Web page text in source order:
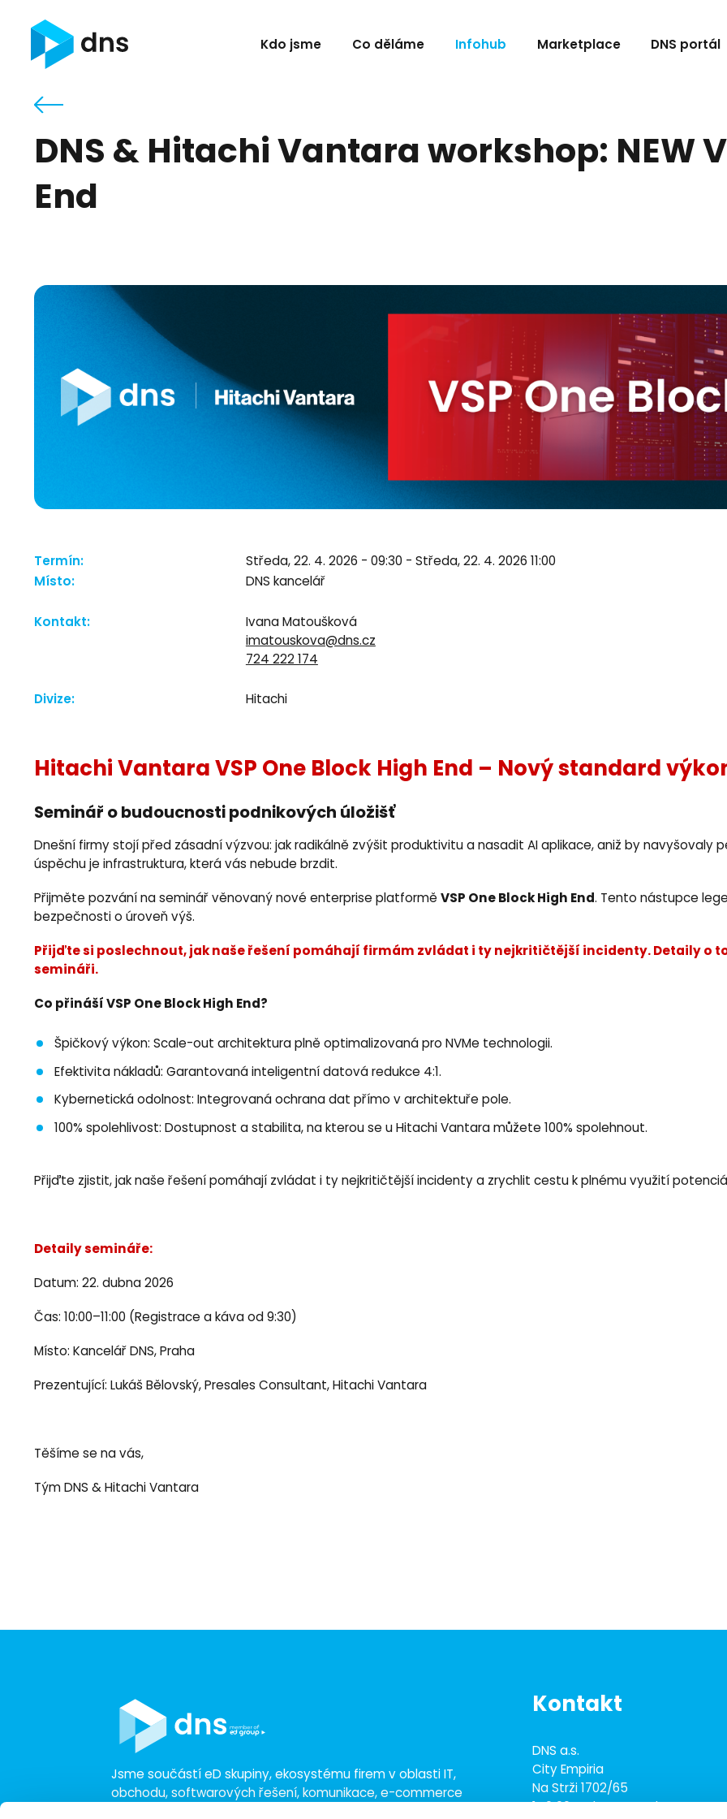
Kdo jsme Co děláme Infohub Marketplace DNS portál
DNS & Hitachi Vantara workshop: NEW
End
Termín: Středa, 22. 4. 2026 - 09:30 - Středa, 22. 4. 2026 11:00
Místo: DNS kancelář
Kontakt:
Ivana Matoušková
imatouskova@dns.cz
724 222 174
Divize: Hitachi
Hitachi Vantara VSP One Block High End – Nový standard
Seminář o budoucnosti podnikových úložišť
Dnešní firmy stojí před zásadní výzvou: jak radikálně zvýšit produktivitu a nasadit AI aplikace, aniž by navyšovaly
úspěchu je infrastruktura, která vás nebude brzdit.
Přijměte pozvání na seminář věnovaný nové enterprise platformě VSP One Block High End. Tento nástupce
bezpečnosti o úroveň výš.
Přijďte si poslechnout, jak naše řešení pomáhají firmám zvládat i ty nejkritičtější incidenty. Detaily o
semináři.
Co přináší VSP One Block High End?
Špičkový výkon: Scale-out architektura plně optimalizovaná pro NVMe technologii.
Efektivita nákladů: Garantovaná inteligentní datová redukce 4:1.
Kybernetická odolnost: Integrovaná ochrana dat přímo v architektuře pole.
100% spolehlivost: Dostupnost a stabilita, na kterou se u Hitachi Vantara můžete 100% spolehnout.
Přijďte zjistit, jak naše řešení pomáhají zvládat i ty nejkritičtější incidenty a zrychlit cestu k plnému využití
Detaily semináře:
Datum: 22. dubna 2026
Čas: 10:00–11:00 (Registrace a káva od 9:30)
Místo: Kancelář DNS, Praha
Prezentující: Lukáš Bělovský, Presales Consultant, Hitachi Vantara
Těšíme se na vás,
Tým DNS & Hitachi Vantara
Jsme součástí eD skupiny, ekosystému firem v oblasti IT,
obchodu, softwarových řešení, komunikace, e-commerce
Kontakt
DNS a.s.
City Empiria
Na Strži 1702/65
140 00 Praha 4 - Nusle